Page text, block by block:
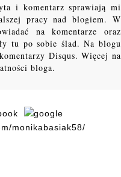
i komentarz sprawiają mi
pracy nad blogiem. W
na komentarze oraz
tu po sobie ślad. Na blogu
Disqus. Więcej na
bloga.